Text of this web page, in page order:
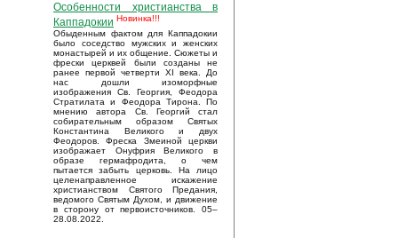
Особенности христианства в
Каппадокии Новинка!!!
Обыденным фактом для Каппадокии
было соседство мужских и женских
монастырей и их общение. Сюжеты и
фрески церквей были созданы не
ранее первой четверти XI века. До
нас дошли изоморфные
изображения Св. Георгия, Феодора
Стратилата и Феодора Тирона. По
мнению автора Св. Георгий стал
собирательным образом Святых
Константина Великого и двух
Феодоров. Фреска Змеиной церкви
изображает Онуфрия Великого в
образе гермафродита, о чем
пытается забыть церковь. На лицо
целенаправленное искажение
христианством Святого Предания,
ведомого Святым Духом, и движение
в сторону от первоисточников. 05–
28.08.2022.